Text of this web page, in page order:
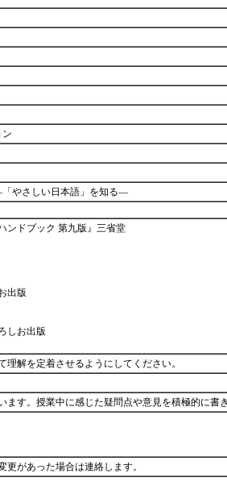
ン
やさしい日本語」を知る―
ンドブック 第九版』三省堂
出版
しお出版
解を定着させるようにしてください。
す。授業中に感じた疑問点や意見を積極的に書
更があった場合は連絡します。